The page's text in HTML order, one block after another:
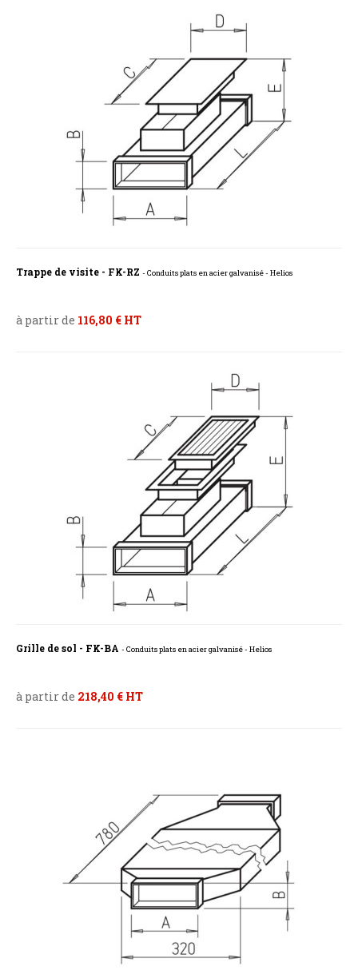
Trappe de visite - FK-RZ - Conduits plats en acier galvanisé - Helios
à partir de 116,80 € HT
Grille de sol - FK-BA - Conduits plats en acier galvanisé - Helios
à partir de 218,40 € HT